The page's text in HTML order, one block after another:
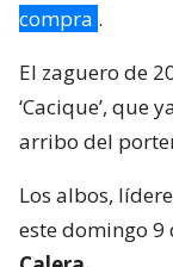
compra .
El zaguero de
‘Cacique’, que
arribo del
Los albos,
este domingo 9